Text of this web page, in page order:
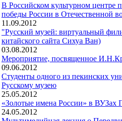
В Российском культурном центре
победы России в Отечественной
11.09.2012
"Русский музей: виртуальный
китайского сайта Сихуа Ван)
03.08.2012
Мероприятие, посвященное
09.06.2012
Студенты одного из пекинских
Русскому музею
25.05.2012
«Золотые имена России» в ВУЗах
24.05.2012